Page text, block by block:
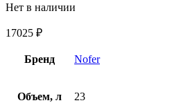
Нет в наличии
17025 ₽
Бренд Nofer
Объем, л 23